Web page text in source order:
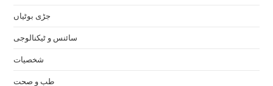
جڑی بوٹیاں
سائنس و ٹیکنالوجی
شخصیات
طب و صحت